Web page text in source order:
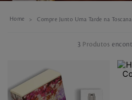
4º tarde toscana
7º make me fever
Compre Junto Uma Tarde na Toscana
3 Produtos